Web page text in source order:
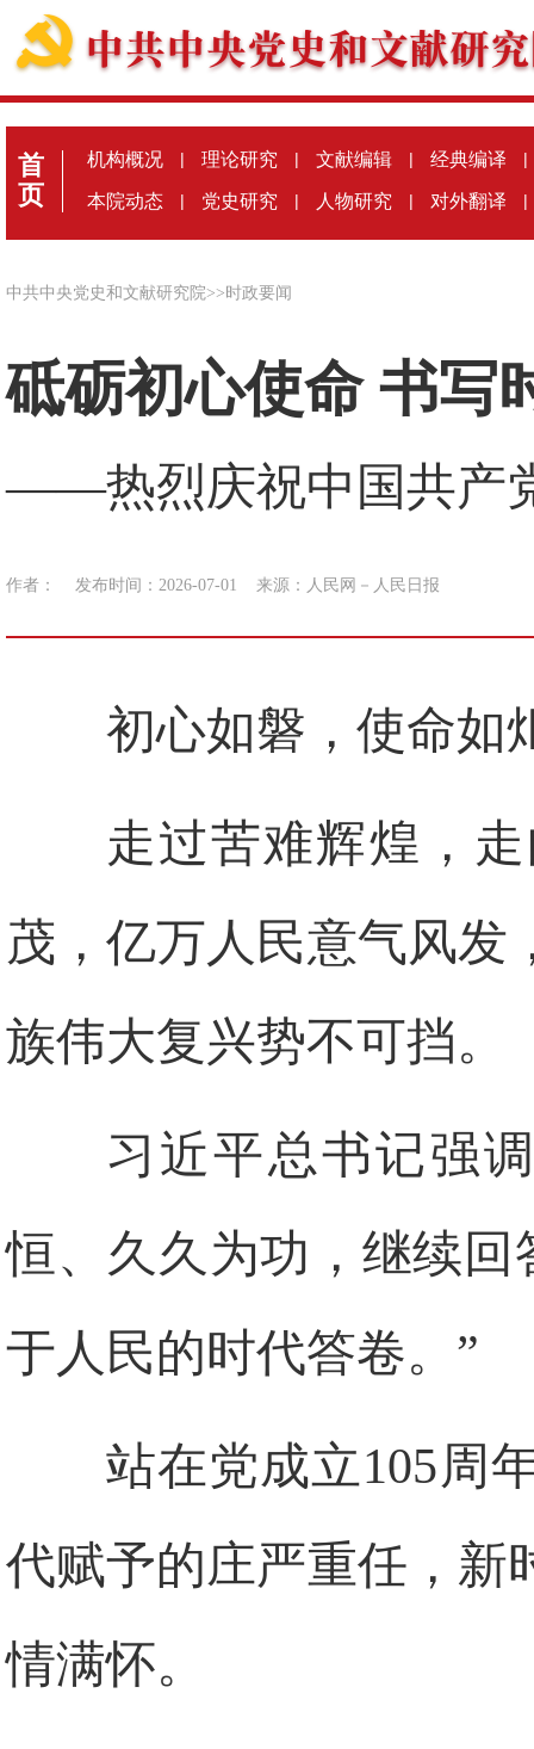
首
页
机构概况 | 理论研究 | 文献编辑 | 经典编译 |
本院动态 | 党史研究 | 人物研究 | 对外翻译 |
中共中央党史和文献研究院>>时政要闻
砥砺初心使命 书写
——热烈庆祝中国共产
作者： 发布时间：2026-07-01 来源： 人民网－人民日报
初心如磐，使命如
走过苦难辉煌，
茂，亿万人民意气风发
族伟大复兴势不可挡。
习近平总书记强
恒、久久为功，继续回
于人民的时代答卷。”
站在党成立105周
代赋予的庄严重任，新
情满怀。